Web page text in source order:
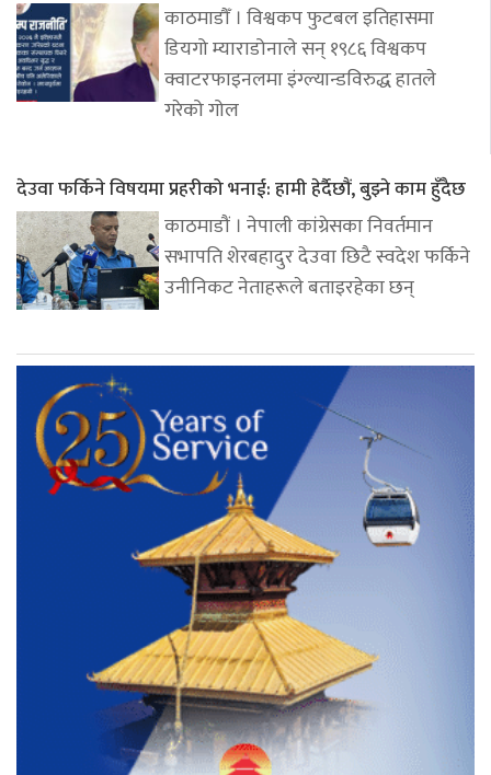
काठमाडौँ । विश्वकप फुटबल इतिहासमा
डियगो म्याराडोनाले सन् १९८६ विश्वकप
क्वाटरफाइनलमा इंग्ल्यान्डविरुद्ध हातले
गरेको गोल
देउवा फर्किने विषयमा प्रहरीको भनाई: हामी हेर्दैछौं, बुझ्ने काम हुँदैछ
काठमाडौं । नेपाली कांग्रेसका निवर्तमान
सभापति शेरबहादुर देउवा छिटै स्वदेश फर्किने
उनीनिकट नेताहरूले बताइरहेका छन्